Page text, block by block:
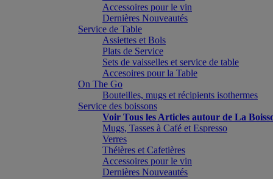
Accessoires pour le vin
Dernières Nouveautés
Service de Table
Assiettes et Bols
Plats de Service
Sets de vaisselles et service de table
Accesoires pour la Table
On The Go
Bouteilles, mugs et récipients isothermes
Service des boissons
Voir Tous les Articles autour de La
Mugs, Tasses à Café et Espresso
Verres
Théières et Cafetières
Accessoires pour le vin
Dernières Nouveautés